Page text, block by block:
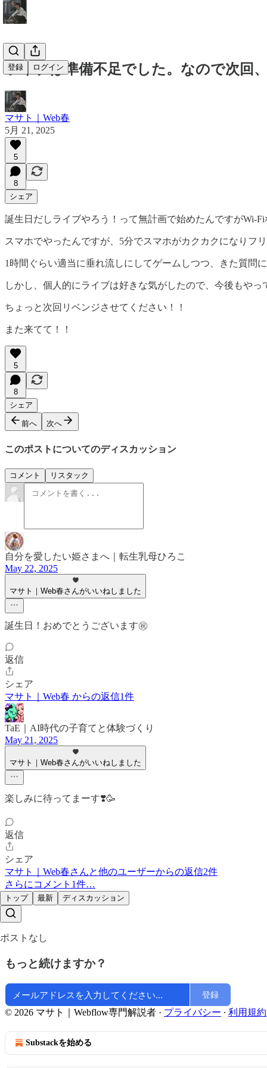
登録 ログイン
ライブは準備不足でした。なので次回、
マサト｜Web春
5月 21, 2025
5
8
シェア
誕生日だしライブやろう！って無計画で始めたんですがWi-
スマホでやったんですが、5分でスマホがカクカクになりフリ
1時間ぐらい適当に垂れ流しにしてゲームしつつ、きた質問
しかし、個人的にライブは好きな気がしたので、今後もやっ
ちょっと次回リベンジさせてください！！
また来てて！！
5
8
シェア
前へ 次へ
このポストについてのディスカッション
コメント リスタック
自分を愛したい姫さまへ｜転生乳母ひろこ
May 22, 2025
マサト｜Web春さんがいいねしました
誕生日！おめでとうございます㊗️
返信
シェア
マサト｜Web春 からの返信1件
TaE｜AI時代の子育てと体験づくり
May 21, 2025
マサト｜Web春さんがいいねしました
楽しみに待ってまーす❣️🥳
返信
シェア
マサト｜Web春さんと他のユーザーからの返信2件
さらにコメント1件…
トップ 最新 ディスカッション
ポストなし
もっと続けますか？
登録
© 2026 マサト｜Webflow専門解説者 · プライバシー ∙ 利用規約
Substackを始める